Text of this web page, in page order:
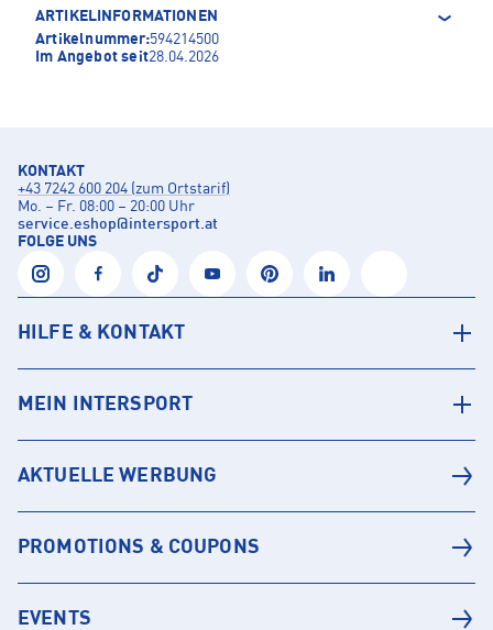
ARTIKELINFORMATIONEN
Artikelnummer:594214500
Im Angebot seit28.04.2026
KONTAKT
+43 7242 600 204 (zum Ortstarif)
Mo. – Fr. 08:00 – 20:00 Uhr
service.eshop@intersport.at
FOLGE UNS
HILFE & KONTAKT
MEIN INTERSPORT
AKTUELLE WERBUNG
PROMOTIONS & COUPONS
EVENTS